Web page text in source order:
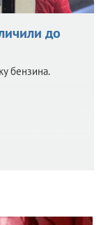
до
бензина.